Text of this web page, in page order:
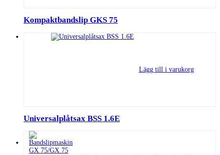
Kompaktbandslip GKS 75
Lägg till i varukorg
Universalplåtsax BSS 1.6E